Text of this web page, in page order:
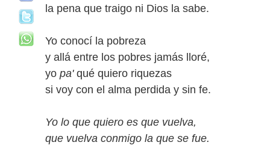
la pena que traigo ni Dios la sabe.
Yo conocí la pobreza
y allá entre los pobres jamás lloré,
yo pa'qué quiero riquezas
si voy con el alma perdida y sin fe.
Yo lo que quiero es que vuelva,
que vuelva conmigo la que se fue.